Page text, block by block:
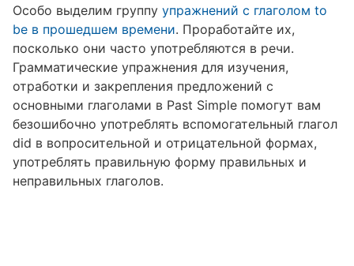
Особо выделим группу упражнений с глаголом to
be в прошедшем времени. Проработайте их,
посколько они часто употребляются в речи.
Грамматические упражнения для изучения,
отработки и закрепления предложений с
основными глаголами в Past Simple помогут вам
безошибочно употреблять вспомогательный глагол
did в вопросительной и отрицательной формах,
употреблять правильную форму правильных и
неправильных глаголов.